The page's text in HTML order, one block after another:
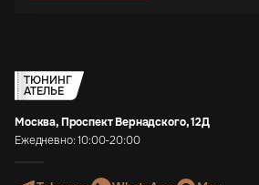
ТЮНИНГ
АТЕЛЬЕ
Москва, Проспект Вернадского, 12Д
Ежедневно: 10:00-20:00